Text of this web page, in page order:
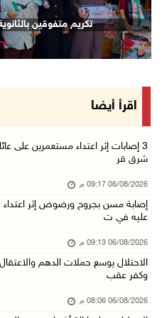
الرئيس المصري وملك البحرين
06/آب/2026 07:57 م
الاحتلال يخطر بإزالة أشجار زيتون
رابطة العالم الإسلامي تدين تواصل
اليونيسف: استشهاد 300 طفل منذ وقف إطلاق النار ...
06/آب/2026 07:34 م
الاحتلال يدمّر بيت الزوجية قبل
06/آب/2026 07:27 م
الاحتلال يسلم جثمان الشهيد
06/آب/2026 06:38 م
بخان يونس
اقرأ أيضا
‏3 إصابات إثر اعتداء مستعمرين على
شرق قر
06/08/2026 09:17 م
إصابة مسن بجروح ورضوض إثر اعتداء
عليه في ت
06/08/2026 09:13 م
الاحتلال يوسع حملات الدهم
وكفر عقب
06/08/2026 08:06 م